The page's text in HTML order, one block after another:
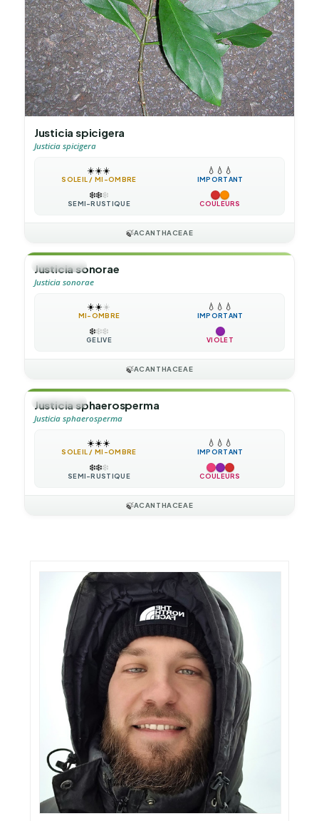
Justicia spicigera
Justicia spicigera
☀️☀️☀️
SOLEIL / MI-OMBRE
💧 💧 💧
IMPORTANT
❄️❄️❄️
SEMI-RUSTIQUE COULEURS
🍃ACANTHACEAE
🌲ARBUSTE
Justicia sonorae
Justicia sonorae
☀️☀️☀️
MI-OMBRE
💧 💧 💧
IMPORTANT
❄️❄️❄️
GÉLIVE VIOLET
🍃ACANTHACEAE
🌲ARBUSTE
Justicia sphaerosperma
Justicia sphaerosperma
☀️☀️☀️
SOLEIL / MI-OMBRE
💧 💧 💧
IMPORTANT
❄️❄️❄️
SEMI-RUSTIQUE COULEURS
🍃ACANTHACEAE